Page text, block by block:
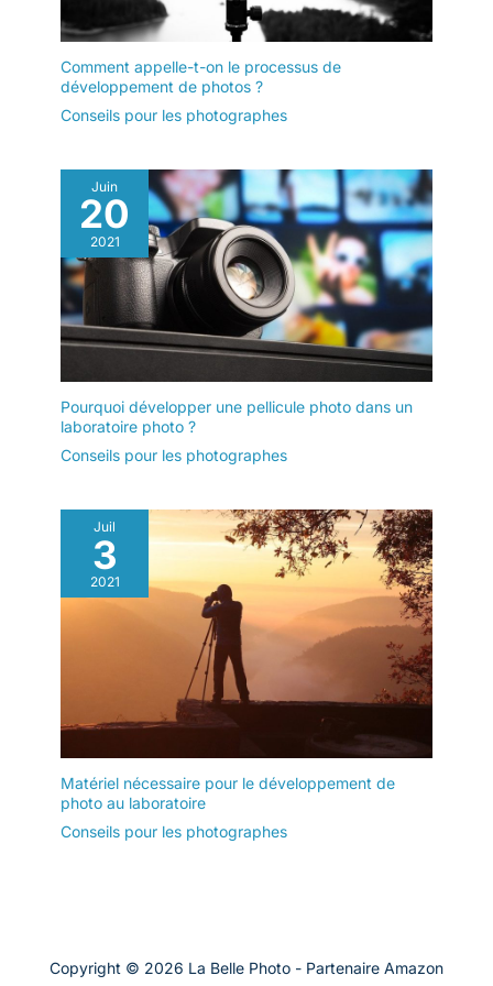
Comment appelle-t-on le processus de
développement de photos ?
Conseils pour les photographes
Juin
20
2021
Pourquoi développer une pellicule photo dans un
laboratoire photo ?
Conseils pour les photographes
Juil
3
2021
Matériel nécessaire pour le développement de
photo au laboratoire
Conseils pour les photographes
Copyright © 2026 La Belle Photo - Partenaire Amazon